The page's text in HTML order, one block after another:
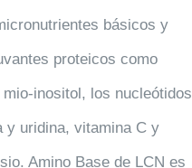
básicos y
proteicos como
inositol, los nucleótidos
y uridina, vitamina C y
Amino Base de LCN es